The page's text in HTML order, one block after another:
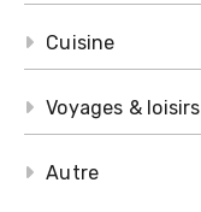
Cuisine
Voyages & loisirs
Autre